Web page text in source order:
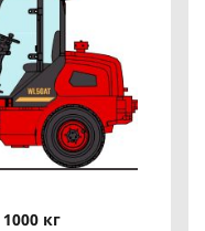
1000 кг